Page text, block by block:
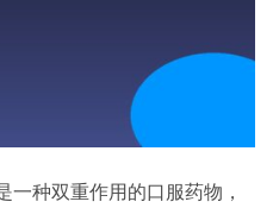
一种双重作用的口服药物，